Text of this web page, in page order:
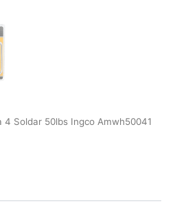
4 Soldar 50lbs Ingco Amwh50041